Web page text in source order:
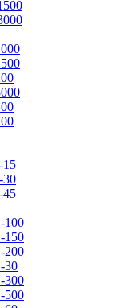
15
30
45
100
150
200
30
300
500